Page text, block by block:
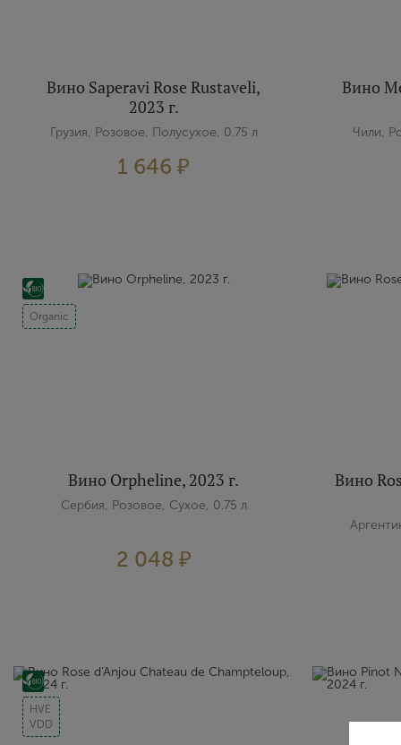
Вино Saperavi Rose Rustaveli,
2023 г.
Грузия, Розовое, Полусухое, 0.75 л
1 646 ₽
Вино
Чили,
Organic
Вино Orpheline, 2023 г.
Сербия, Розовое, Сухое, 0.75 л
2 048 ₽
Вино
HVE
VDD